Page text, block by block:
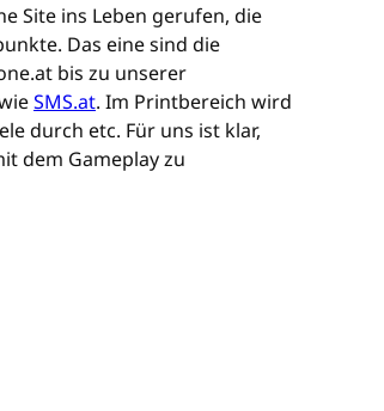
Site ins Leben gerufen, die
Das eine sind die
bis zu unserer
SMS.at. Im Printbereich wird
durch etc. Für uns ist klar,
dem Gameplay zu